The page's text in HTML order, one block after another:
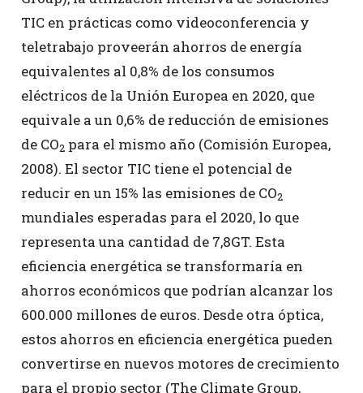
TIC en prácticas como videoconferencia y
teletrabajo proveerán ahorros de energía
equivalentes al 0,8% de los consumos
eléctricos de la Unión Europea en 2020, que
equivale a un 0,6% de reducción de emisiones
de CO2 para el mismo año (Comisión Europea,
2008). El sector TIC tiene el potencial de
reducir en un 15% las emisiones de CO2
mundiales esperadas para el 2020, lo que
representa una cantidad de 7,8GT. Esta
eficiencia energética se transformaría en
ahorros económicos que podrían alcanzar los
600.000 millones de euros. Desde otra óptica,
estos ahorros en eficiencia energética pueden
convertirse en nuevos motores de crecimiento
para el propio sector (The Climate Group,